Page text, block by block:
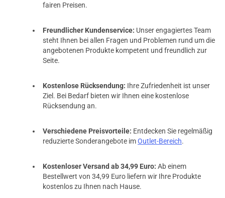
fairen Preisen.
Freundlicher Kundenservice: Unser engagiertes Team
steht Ihnen bei allen Fragen und Problemen rund um die
angebotenen Produkte kompetent und freundlich zur
Seite.
Kostenlose Rücksendung: Ihre Zufriedenheit ist unser
Ziel. Bei Bedarf bieten wir Ihnen eine kostenlose
Rücksendung an.
Verschiedene Preisvorteile: Entdecken Sie regelmäßig
reduzierte Sonderangebote imOutlet-Bereich.
Kostenloser Versand ab 34,99 Euro: Ab einem
Bestellwert von 34,99 Euro liefern wir Ihre Produkte
kostenlos zu Ihnen nach Hause.